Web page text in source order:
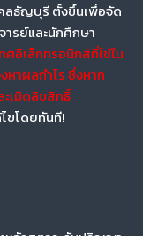
ลธัญบุรี ตั้งขึ้นเพื่อจัด
ารย์และนักศึกษา
อิเล็กทรอนิกส์ที่ใช้ใน
หาผลกำไร ซึ่งหาก
ะเมิดลิขสิทธิ์
ขโดยทันที!